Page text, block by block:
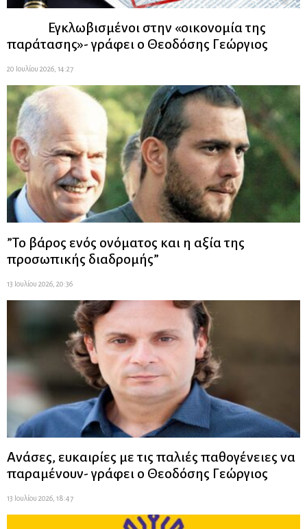
Εγκλωβισμένοι στην «οικονομία της
παράτασης»- γράφει ο Θεοδόσης Γεώργιος
20 Ιουλίου 2026, 14:27
”Το βάρος ενός ονόματος και η αξία της
προσωπικής διαδρομής”
13 Ιουλίου 2026, 20:36
Ανάσες, ευκαιρίες με τις παλιές παθογένειες να
παραμένουν- γράφει ο Θεοδόσης Γεώργιος
13 Ιουλίου 2026, 18:47